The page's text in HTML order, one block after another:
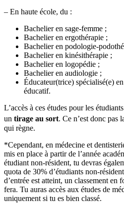
– En haute école, du :
Bachelier en sage-femme ;
Bachelier en ergothérapie ;
Bachelier en podologie-
Bachelier en kinésithérapie ;
Bachelier en logopédie ;
Bachelier en audiologie ;
Éducateur(trice) spécialisé(e)
éducatif.
L’accès à ces études pour les
un tirage au sort. Ce n’est donc pas
qui règne.
*Cependant, en médecine et
mis en place à partir de l’année
étudiant non-résident, tu devras
quota de 30% d’étudiants non-
d’entrée est atteint, un classement en
fera. Tu auras accès aux études de
uniquement si tu es bien classé.